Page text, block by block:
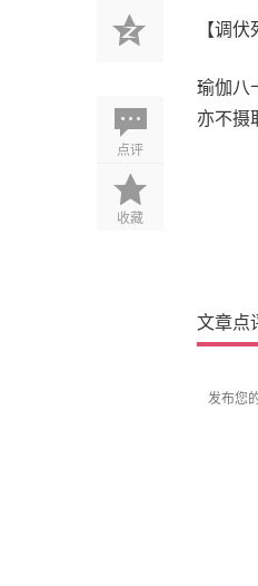
点评
收藏
【调伏
瑜伽八
亦不摄
文章点